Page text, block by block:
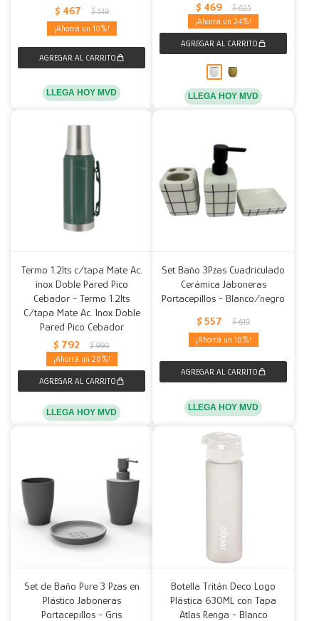
$ 467 $ 519
10
LLEGA HOY MVD
$ 469 $ 625
24
LLEGA HOY MVD
Termo 1.2lts c/tapa Mate Ac.
inox Doble Pared Pico
Cebador - Termo 1.2lts
C/tapa Mate Ac. Inox Doble
Pared Pico Cebador
$ 792 $ 990
20
LLEGA HOY MVD
Set Baño 3Pzas Cuadriculado
Cerámica Jaboneras
Portacepillos - Blanco/negro
$ 557 $ 619
10
LLEGA HOY MVD
Set de Baño Pure 3 Pzas en
Plástico Jaboneras
Portacepillos - Gris
Botella Tritán Deco Logo
Plástica 630ML con Tapa
Atlas Renga - Blanco